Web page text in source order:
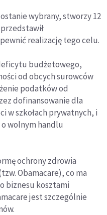
wybrany, stworzy 12
realizację tego celu.
budżetowego,
od obcych surowców
podatków od
dofinansowanie dla
w szkołach prywatnych, i
wolnym handlu
ochrony zdrowia
Obamacare), co ma
biznesu kosztami
jest szczególnie